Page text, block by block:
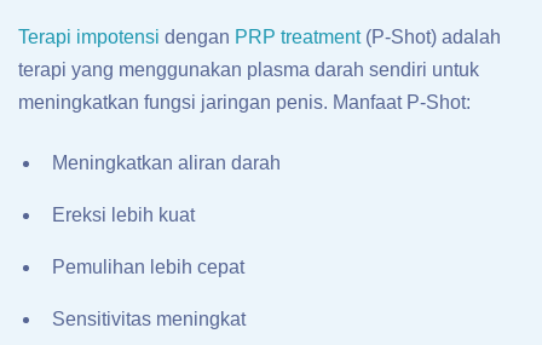
Terapi impotensi dengan PRP treatment(P-Shot) adalah
terapi yang menggunakan plasma darah sendiri untuk
meningkatkan fungsi jaringan penis. Manfaat P-Shot:
Meningkatkan aliran darah
Ereksi lebih kuat
Pemulihan lebih cepat
Sensitivitas meningkat